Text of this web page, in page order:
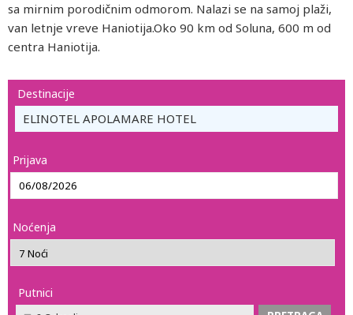
sa mirnim porodičnim odmorom. Nalazi se na samoj plaži,
van letnje vreve Haniotija.Oko 90 km od Soluna, 600 m od
centra Haniotija.
Destinacije
ELINOTEL APOLAMARE HOTEL
Prijava
Noćenja
Putnici